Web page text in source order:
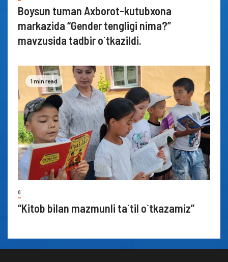
Boysun tuman Axborot-kutubxona
markazida “Gender tengligi nima?”
mavzusida tadbir o`tkazildi.
1 min read
0
“Kitob bilan mazmunli ta`til o`tkazamiz”